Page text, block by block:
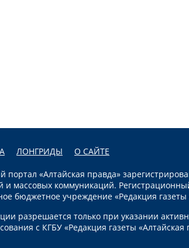
ЛОНГРИДЫ О САЙТЕ
«Алтайская правда»
и массовых коммуникаций.
бюджетное учреждение «Редакция газеты
разрешается только при указании
с КГБУ «Редакция газеты «Алтайская